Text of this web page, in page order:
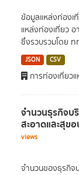
ข้อมูลแหล่งท่องเ
แหล่งท่องเที่ยว
ซึ่งรวบรวมโดย ท
JSON CSV
การท่องเที่ยวแ
จำนวนธุรกิจบ
สะอาดและสุข
views
จำนวนของธุรกิจ